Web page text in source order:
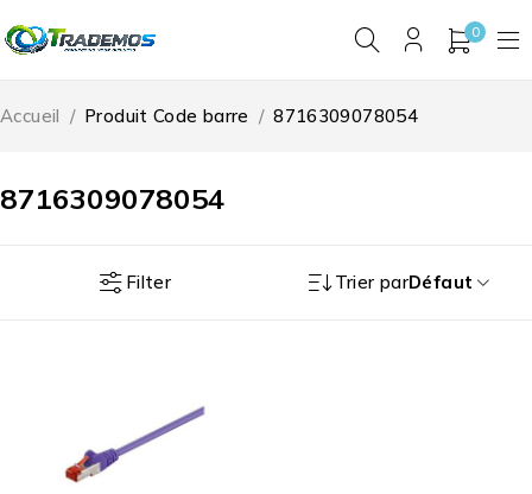
0
8716309078054
Accueil / Produit Code barre / 8716309078054
Filter Trier parDéfaut